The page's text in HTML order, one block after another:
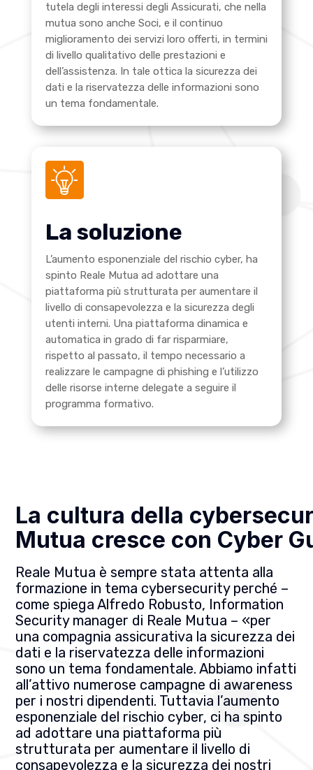
tutela degli interessi degli Assicurati, che nella
mutua sono anche Soci, e il continuo
miglioramento dei servizi loro offerti, in termini
di livello qualitativo delle prestazioni e
dell’assistenza. In tale ottica la sicurezza dei
dati e la riservatezza delle informazioni sono
un tema fondamentale.
La soluzione
L’aumento esponenziale del rischio cyber, ha
spinto Reale Mutua ad adottare una
piattaforma più strutturata per aumentare il
livello di consapevolezza e la sicurezza degli
utenti interni. Una piattaforma dinamica e
automatica in grado di far risparmiare,
rispetto al passato, il tempo necessario a
realizzare le campagne di phishing e l’utilizzo
delle risorse interne delegate a seguire il
programma formativo.
La cultura della
Mutua cresce con Cyber
Reale Mutua è sempre stata attenta alla
formazione in tema cybersecurity perché –
come spiega Alfredo Robusto, Information
Security manager di Reale Mutua – «per
una compagnia assicurativa la sicurezza dei
dati e la riservatezza delle informazioni
sono un tema fondamentale. Abbiamo infatti
all’attivo numerose campagne di awareness
per i nostri dipendenti. Tuttavia l’aumento
esponenziale del rischio cyber, ci ha spinto
ad adottare una piattaforma più
strutturata per aumentare il livello di
consapevolezza e la sicurezza dei nostri